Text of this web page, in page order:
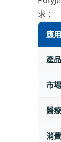
求：
應
產
市
醫
消